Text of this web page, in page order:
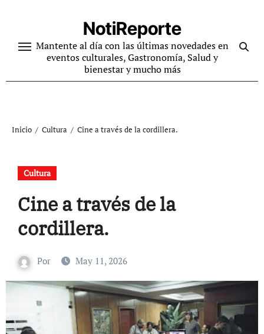
contenido
NotiReporte
Mantente al día con las últimas novedades en
eventos culturales, Gastronomía, Salud y
bienestar y mucho más
Inicio Cultura Cine a través de la cordillera.
Cultura
Cine a través de la
cordillera.
Por May 11, 2026